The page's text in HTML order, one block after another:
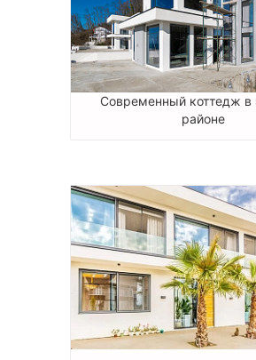
Современный коттедж в
районе